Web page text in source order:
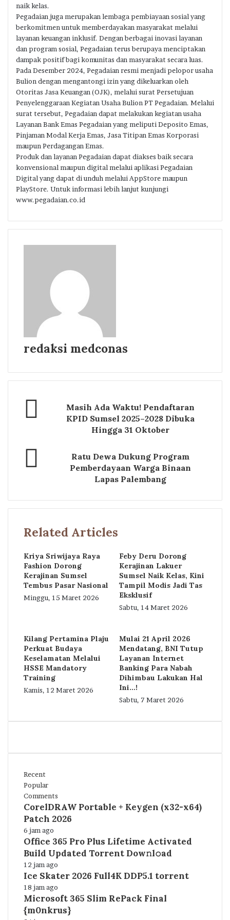
naik kelas.
Pegadaian juga merupakan lembaga pembiayaan sosial yang
berkomitmen untuk memberdayakan masyarakat melalui
layanan keuangan inklusif. Dengan berbagai inovasi layanan
dan program sosial, Pegadaian terus berupaya menciptakan
dampak positif bagi komunitas dan masyarakat secara luas.
Pada Desember 2024, Pegadaian resmi menjadi pelopor usaha
Bulion dengan mengantongi izin yang dikeluarkan oleh
Otoritas Jasa Keuangan (OJK), melalui surat Persetujuan
Penyelenggaraan Kegiatan Usaha Bulion PT Pegadaian. Melalui
surat tersebut, Pegadaian dapat melakukan kegiatan usaha
Layanan Bank Emas Pegadaian yang meliputi Deposito Emas,
Pinjaman Modal Kerja Emas, Jasa Titipan Emas Korporasi
maupun Perdagangan Emas.
Produk dan layanan Pegadaian dapat diakses baik secara
konvensional maupun digital melalui aplikasi Pegadaian
Digital yang dapat di unduh melalui AppStore maupun
PlayStore. Untuk informasi lebih lanjut kunjungi
www.pegadaian.co.id
redaksi medconas
Masih Ada Waktu! Pendaftaran
KPID Sumsel 2025–2028 Dibuka
Hingga 31 Oktober
Ratu Dewa Dukung Program
Pemberdayaan Warga Binaan
Lapas Palembang
Related Articles
Kriya Sriwijaya Raya
Fashion Dorong
Kerajinan Sumsel
Tembus Pasar Nasional
Minggu, 15 Maret 2026
Feby Deru Dorong
Kerajinan Lakuer
Sumsel Naik Kelas, Kini
Tampil Modis Jadi Tas
Eksklusif
Sabtu, 14 Maret 2026
Kilang Pertamina Plaju
Perkuat Budaya
Keselamatan Melalui
HSSE Mandatory
Training
Kamis, 12 Maret 2026
Mulai 21 April 2026
Mendatang, BNI Tutup
Layanan Internet
Banking Para Nabah
Dihimbau Lakukan Hal
Ini…!
Sabtu, 7 Maret 2026
Recent
Popular
Comments
CorelDRAW Portable + Keygen (x32-x64)
Patch 2026
6 jam ago
Office 365 Pro Plus Lifetime Activated
Build Updated Torrent Dow𝚗l𝚘аd
12 jam ago
Ice Skater 2026 Full4K DDP5.1 torrent
18 jam ago
Microsoft 365 Slim RePack Final
{m0nkrus}